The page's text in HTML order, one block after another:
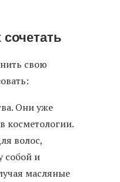
свою
Они уже
косметологии.
волос,
собой и
масляные